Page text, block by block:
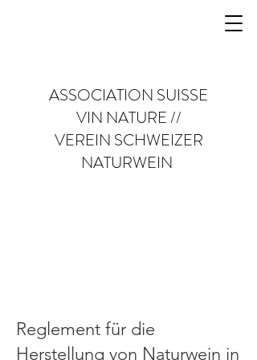
ASSOCIATION SUISSE
VIN NATURE //
VEREIN SCHWEIZER
NATURWEIN
Reglement für die
Herstellung von Naturwein in